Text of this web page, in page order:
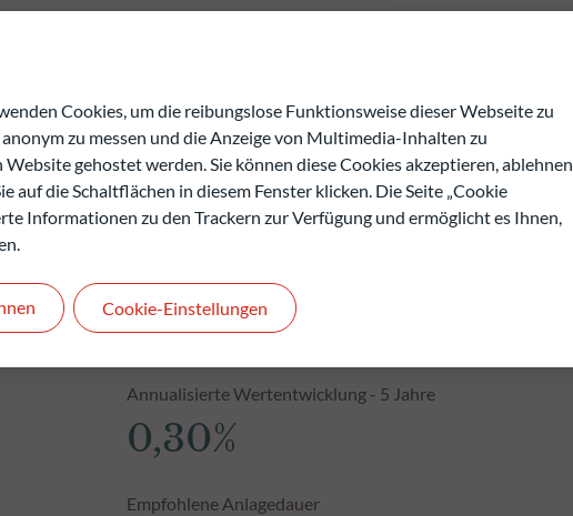
Nettoinventarwert zum 06.08.2026
1.474,83 €
Annualisierte Wertentwicklung - 5 Jahre
0,30%
Empfohlene Anlagedauer
Cookies, um die reibungslose Funktionsweise dieser Webseite zu
zu messen und die Anzeige von Multimedia-Inhalten zu
gehostet werden. Sie können diese Cookies akzeptieren, ablehnen
auf die Schaltflächen in diesem Fenster klicken. Die Seite „Cookie
Informationen zu den Trackern zur Verfügung und ermöglicht es Ihnen,
Cookie-Einstellungen